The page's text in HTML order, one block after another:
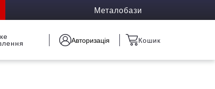
Металобази
Авторизація Кошик